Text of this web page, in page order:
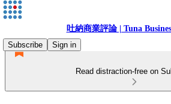
吐納商業評論 | Tuna
Subscribe
Sign in
Read distraction-free on